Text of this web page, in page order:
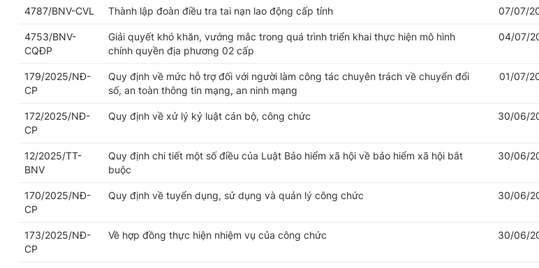
4787/BNV-CVL Thành lập đoàn điều tra tai nạn lao động cấp tỉnh 07/07/
4753/BNV-
CQĐP
Giải quyết khó khăn, vướng mắc trong quá trình triển khai thực hiện mô hình
chính quyền địa phương 02 cấp
04/07/
179/2025/NĐ-
CP
Quy định về mức hỗ trợ đối với người làm công tác chuyên trách về chuyển đổi
số, an toàn thông tin mạng, an ninh mạng
01/07/
172/2025/NĐ-
CP
Quy định về xử lý kỷ luật cán bộ, công chức 30/06/
12/2025/TT-
BNV
Quy định chi tiết một số điều của Luật Bảo hiểm xã hội về bảo hiểm xã hội bắt
buộc
30/06/
170/2025/NĐ-
CP
Quy định về tuyển dụng, sử dụng và quản lý công chức 30/06/
173/2025/NĐ-
CP
Về hợp đồng thực hiện nhiệm vụ của công chức 30/06/